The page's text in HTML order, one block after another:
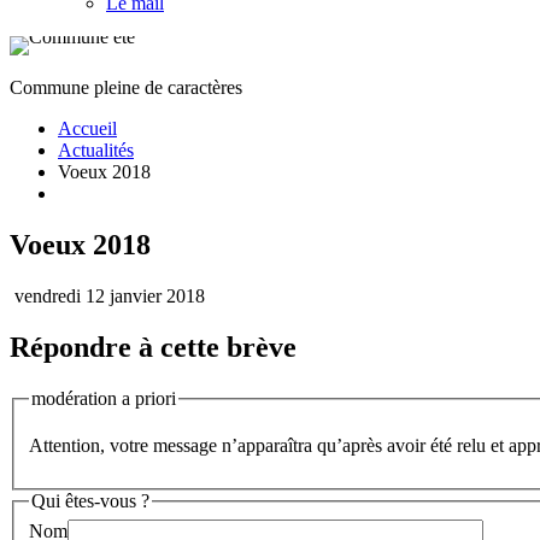
Commune pleine de caractères
Accueil
Actualités
Voeux 2018
Voeux 2018
vendredi 12 janvier 2018
Répondre à cette brève
modération a priori
Attention, votre message n’apparaîtra qu’après avoir été relu et
Qui êtes-vous ?
Nom